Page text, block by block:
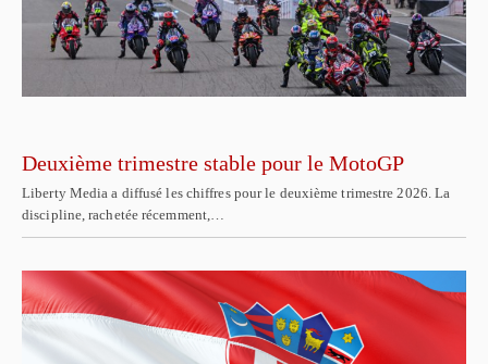
Deuxième trimestre stable pour le MotoGP
Liberty Media a diffusé les chiffres pour le deuxième trimestre 2026. La
discipline, rachetée récemment,…